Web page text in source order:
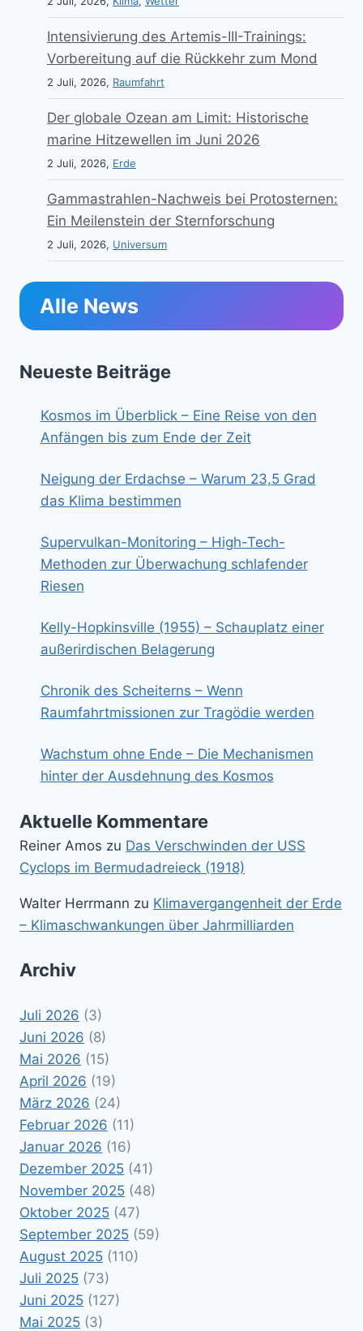
Intensivierung des Artemis-III-Trainings:
Vorbereitung auf die Rückkehr zum Mond
2 Juli, 2026, Raumfahrt
Der globale Ozean am Limit: Historische
marine Hitzewellen im Juni 2026
2 Juli, 2026, Erde
Gammastrahlen-Nachweis bei Protosternen:
Ein Meilenstein der Sternforschung
2 Juli, 2026, Universum
Alle News
Neueste Beiträge
Kosmos im Überblick – Eine Reise von den
Anfängen bis zum Ende der Zeit
Neigung der Erdachse – Warum 23,5 Grad
das Klima bestimmen
Supervulkan-Monitoring – High-Tech-
Methoden zur Überwachung schlafender
Riesen
Kelly-Hopkinsville (1955) – Schauplatz einer
außerirdischen Belagerung
Chronik des Scheiterns – Wenn
Raumfahrtmissionen zur Tragödie werden
Wachstum ohne Ende – Die Mechanismen
hinter der Ausdehnung des Kosmos
Aktuelle Kommentare
Reiner Amos zu Das Verschwinden der USS
Cyclops im Bermudadreieck (1918)
Walter Herrmann zu Klimavergangenheit der Erde
– Klimaschwankungen über Jahrmilliarden
Archiv
Juli 2026 (3)
Juni 2026 (8)
Mai 2026 (15)
April 2026 (19)
März 2026 (24)
Februar 2026 (11)
Januar 2026 (16)
Dezember 2025 (41)
November 2025 (48)
Oktober 2025 (47)
September 2025 (59)
August 2025 (110)
Juli 2025 (73)
Juni 2025 (127)
Mai 2025 (3)